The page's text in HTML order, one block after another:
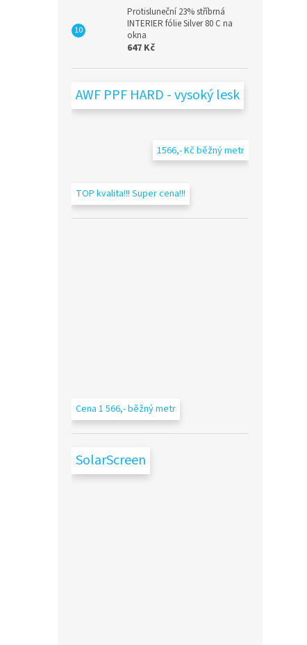
Protisluneční 23% stříbrná
INTERIER fólie Silver 80 C na
okna
647 Kč
AWF PPF HARD - vysoký lesk
TOP kvalita!!! Super cena!!!
1566,- Kč běžný metr
Cena 1 566,- běžný metr
SolarScreen